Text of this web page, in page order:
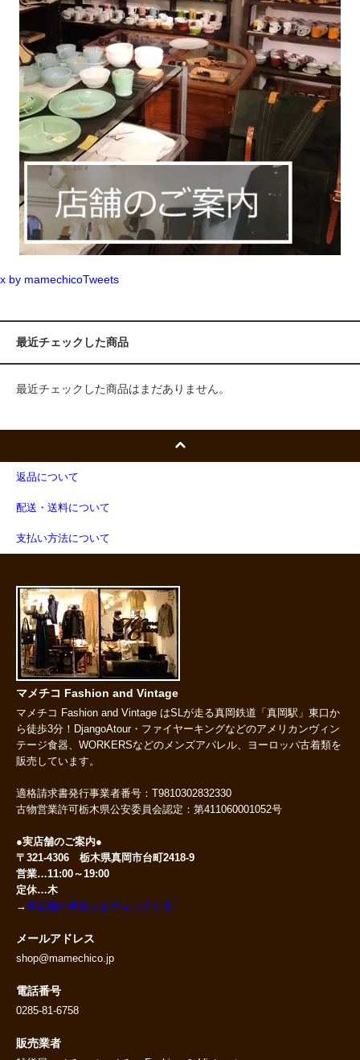
x by mamechicoTweets
最近チェックした商品
最近チェックした商品はまだありません。
返品について
配送・送料について
支払い方法について
マメチコ Fashion and Vintage
マメチコ Fashion and Vintage はSLが走る真岡鉄道「真岡駅」東口か
ら徒歩3分！DjangoAtour・ファイヤーキングなどのアメリカンヴィン
テージ食器、WORKERSなどのメンズアパレル、ヨーロッパ古着類を
販売しています。
適格請求書発行事業者番号：T9810302832330
古物営業許可栃木県公安委員会認定：第411060001052号
●実店舗のご案内●
〒321-4306 栃木県真岡市台町2418-9
営業…11:00～19:00
定休…木
→実店舗の営業日をチェックする
メールアドレス
shop@mamechico.jp
電話番号
0285-81-6758
販売業者